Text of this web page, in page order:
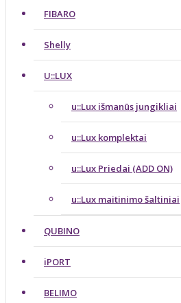
FIBARO
Shelly
U::LUX
u::Lux išmanūs jungikliai
u::Lux komplektai
u::Lux Priedai (ADD ON)
u::Lux maitinimo šaltiniai
QUBINO
iPORT
BELIMO